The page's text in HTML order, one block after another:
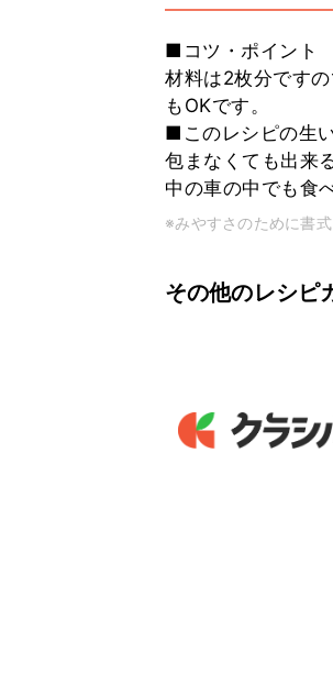
■コツ・ポイント
材料は2枚分です
もOKです。
■このレシピの生
包まなくても出来
中の車の中でも食
※みやすさのために書
その他のレシピ